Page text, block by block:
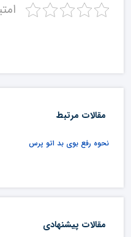
مقالات مرتبط
نحوه رفع بوی بد اتو پرس
مقالات پیشنهادی